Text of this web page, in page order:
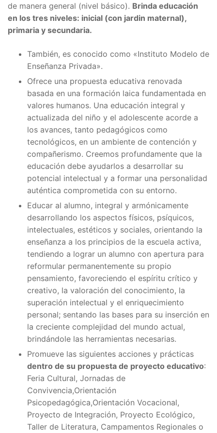
de manera general (nivel básico). Brinda educación
en los tres niveles: inicial (con jardin maternal),
primaria y secundaria.
También, es conocido como «Instituto Modelo de
Enseñanza Privada».
Ofrece una propuesta educativa renovada
basada en una formación laica fundamentada en
valores humanos. Una educación integral y
actualizada del niño y el adolescente acorde a
los avances, tanto pedagógicos como
tecnológicos, en un ambiente de contención y
compañerismo. Creemos profundamente que la
educación debe ayudarlos a desarrollar su
potencial intelectual y a formar una personalidad
auténtica comprometida con su entorno.
Educar al alumno, integral y armónicamente
desarrollando los aspectos físicos, psíquicos,
intelectuales, estéticos y sociales, orientando la
enseñanza a los principios de la escuela activa,
tendiendo a lograr un alumno con apertura para
reformular permanentemente su propio
pensamiento, favoreciendo el espíritu crítico y
creativo, la valoración del conocimiento, la
superación intelectual y el enriquecimiento
personal; sentando las bases para su inserción en
la creciente complejidad del mundo actual,
brindándole las herramientas necesarias.
Promueve las siguientes acciones y prácticas
dentro de su propuesta de proyecto educativo:
Feria Cultural, Jornadas de
Convivencia,Orientación
Psicopedagógica,Orientación Vocacional,
Proyecto de Integración, Proyecto Ecológico,
Taller de Literatura, Campamentos Regionales o